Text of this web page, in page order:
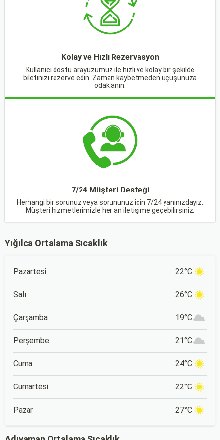
Kolay ve Hızlı Rezervasyon
Kullanıcı dostu arayüzümüz ile hızlı ve kolay bir şekilde
biletinizi rezerve edin. Zaman kaybetmeden uçuşunuza
odaklanın.
7/24 Müşteri Desteği
Herhangi bir sorunuz veya sorununuz için 7/24 yanınızdayız.
Müşteri hizmetlerimizle her an iletişime geçebilirsiniz.
Yığılca Ortalama Sıcaklık
Pazartesi 22°C
Salı 26°C
Çarşamba 19°C
Perşembe 21°C
Cuma 24°C
Cumartesi 22°C
Pazar 27°C